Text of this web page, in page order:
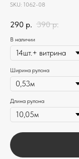
SKU: 1062-08
290 р. 390 р.
В наличии
Ширина рулона
Длина рулона